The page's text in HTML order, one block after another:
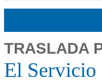
TRASLADA
El Servicio